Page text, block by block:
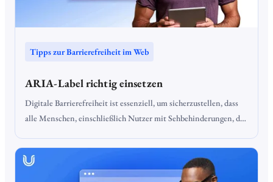
Tipps zur Barrierefreiheit im Web
ARIA-Label richtig einsetzen
Digitale Barrierefreiheit ist essenziell, um sicherzustellen, dass
alle Menschen, einschließlich Nutzer mit Sehbehinderungen, das
barrierefreier Webseiten ist das ARIA Labelling, das
Screenreadern hilft, Elemente korrekt zu interpretieren.